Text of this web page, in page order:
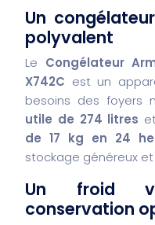
Un
polyvalent
Le Congélateur
X742C est un
besoins des foyers
utile de 274 litres
de 17 kg en 24
stockage généreux
Un froid
conservation